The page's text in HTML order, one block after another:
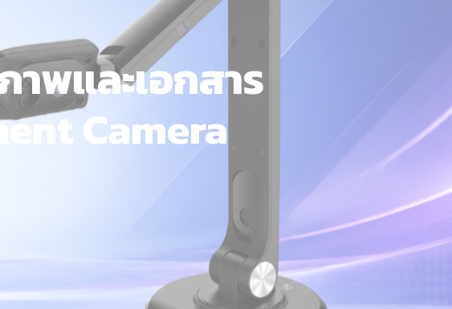
าพและเอกสาร
Camera